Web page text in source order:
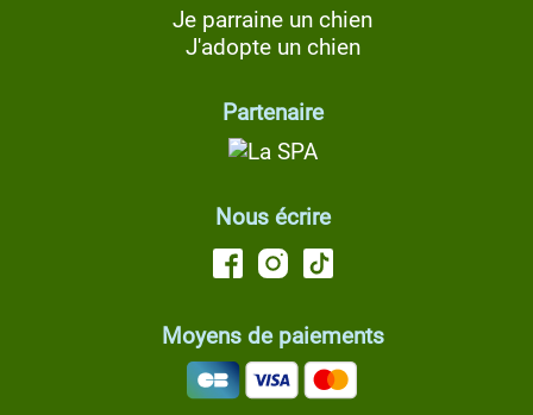
Je parraine un chien
J'adopte un chien
Partenaire
Nous écrire
Moyens de paiements